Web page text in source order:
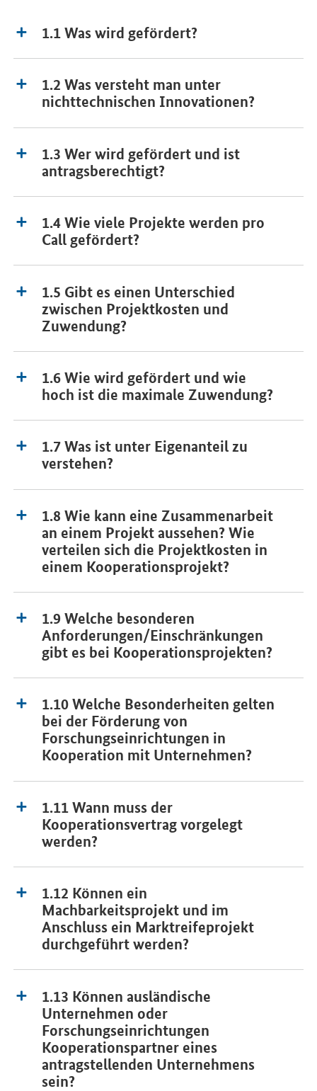
1.1 Was wird gefördert?
1.2 Was versteht man unter
nichttechnischen Innovationen?
1.3 Wer wird gefördert und ist
antragsberechtigt?
1.4 Wie viele Projekte werden pro
Call gefördert?
1.5 Gibt es einen Unterschied
zwischen Projektkosten und
Zuwendung?
1.6 Wie wird gefördert und wie
hoch ist die maximale Zuwendung?
1.7 Was ist unter Eigenanteil zu
verstehen?
1.8 Wie kann eine Zusammenarbeit
an einem Projekt aussehen? Wie
verteilen sich die Projektkosten in
einem Kooperationsprojekt?
1.9 Welche besonderen
Anforderungen/Einschränkungen
gibt es bei Kooperationsprojekten?
1.10 Welche Besonderheiten gelten
bei der Förderung von
Forschungseinrichtungen in
Kooperation mit Unternehmen?
1.11 Wann muss der
Kooperationsvertrag vorgelegt
werden?
1.12 Können ein
Machbarkeitsprojekt und im
Anschluss ein Marktreifeprojekt
durchgeführt werden?
1.13 Können ausländische
Unternehmen oder
Forschungseinrichtungen
Kooperationspartner eines
antragstellenden Unternehmens
sein?